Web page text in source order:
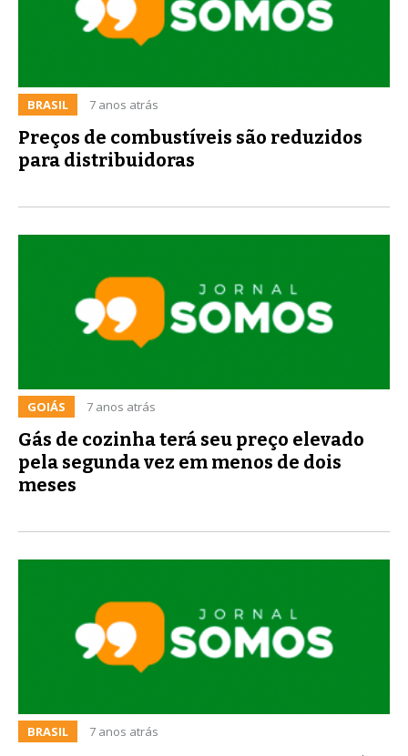
BRASIL 7 anos atrás
Preços de combustíveis são reduzidos
para distribuidoras
GOIÁS 7 anos atrás
Gás de cozinha terá seu preço elevado
pela segunda vez em menos de dois
meses
BRASIL 7 anos atrás